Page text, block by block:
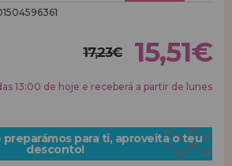
17,23€ 15,51€
13:00 de hoje e receberá a partir de lunes
para ti, aproveita o teu
desconto!